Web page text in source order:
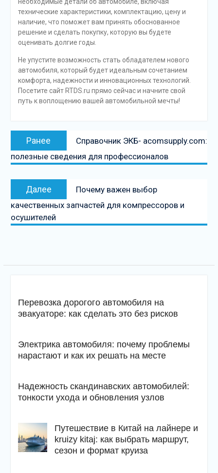
технические характеристики, комплектацию, цену и
наличие, что поможет вам принять обоснованное
решение и сделать покупку, которую вы будете
оценивать долгие годы.
Не упустите возможность стать обладателем нового
автомобиля, который будет идеальным сочетанием
комфорта, надежности и инновационных технологий.
Посетите сайт RTDS.ru прямо сейчас и начните свой
путь к воплощению вашей автомобильной мечты!
Навигация
записям
Ранее
Предыдущая
запись:
Справочник ЭКБ- acomsupply.com:
полезные сведения для профессионалов
Далее
Следующая
запись
Почему важен выбор
качественных запчастей для компрессоров и
осушителей
Перевозка дорогого автомобиля на
эвакуаторе: как сделать это без рисков
Электрика автомобиля: почему проблемы
нарастают и как их решать на месте
Надежность скандинавских автомобилей:
тонкости ухода и обновления узлов
Путешествие в Китай на лайнере и
kruizy kitaj: как выбрать маршрут,
сезон и формат круиза